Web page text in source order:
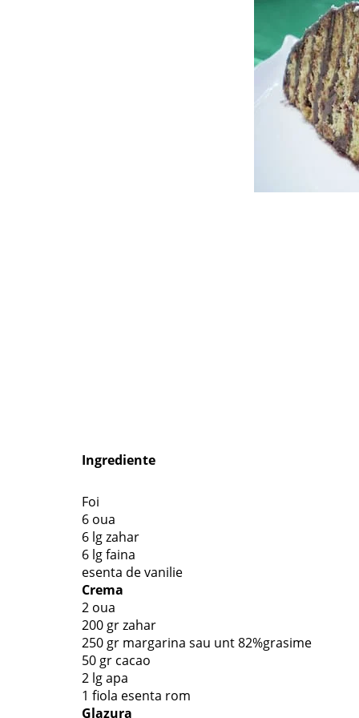
Ingrediente
Foi
6 oua
6 lg zahar
6 lg faina
esenta de vanilie
Crema
2 oua
200 gr zahar
250 gr margarina sau unt 82%grasime
50 gr cacao
2 lg apa
1 fiola esenta rom
Glazura